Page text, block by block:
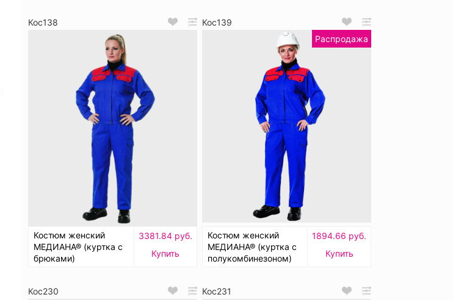
Кос138
Костюм женский
МЕДИАНА® (куртка с
брюками)
3381.84 руб.
Купить
Кос139
Распродажа
Костюм женский
МЕДИАНА® (куртка с
полукомбинезоном)
1894.66 руб.
Купить
Кос230 Кос231